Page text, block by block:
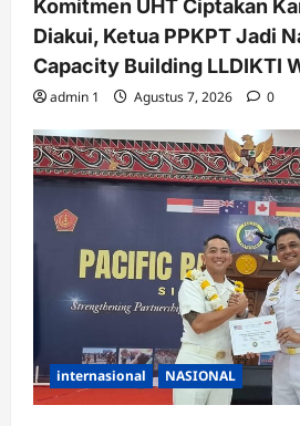
Komitmen UHT Ciptakan
Diakui, Ketua PPKPT Jadi
Capacity Building LLDIKTI
admin 1 Agustus 7, 2026 0
internasional NASIONAL